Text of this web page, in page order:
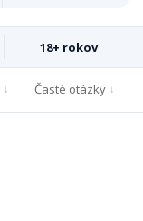
18+ rokov
Časté otázky